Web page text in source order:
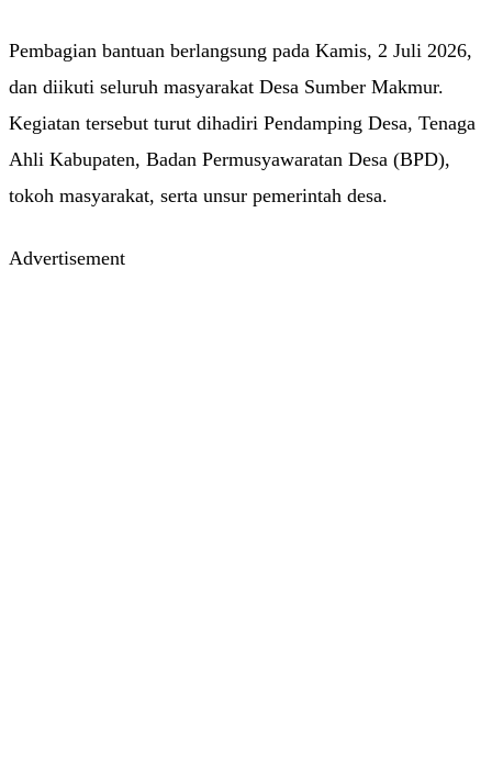
Pembagian bantuan berlangsung pada Kamis, 2 Juli 2026,
dan diikuti seluruh masyarakat Desa Sumber Makmur.
Kegiatan tersebut turut dihadiri Pendamping Desa, Tenaga
Ahli Kabupaten, Badan Permusyawaratan Desa (BPD),
tokoh masyarakat, serta unsur pemerintah desa.
Advertisement